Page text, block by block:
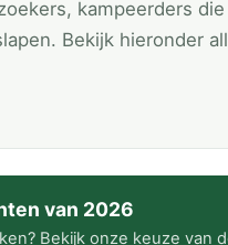
kampeerders
Bekijk hieronder
van 2026
Bekijk onze keuze van